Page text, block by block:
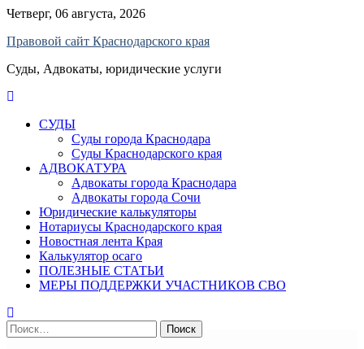
Skip
content
Четверг, 06 августа, 2026
Правовой сайт Краснодарского края
Суды, Адвокаты, юридические услуги
СУДЫ
Суды города Краснодара
Суды Краснодарского края
АДВОКАТУРА
Адвокаты города Краснодара
Адвокаты города Сочи
Юридические калькуляторы
Нотариусы Краснодарского края
Новостная лента Края
Калькулятор осаго
ПОЛЕЗНЫЕ СТАТЬИ
МЕРЫ ПОДДЕРЖКИ УЧАСТНИКОВ СВО
Найти: